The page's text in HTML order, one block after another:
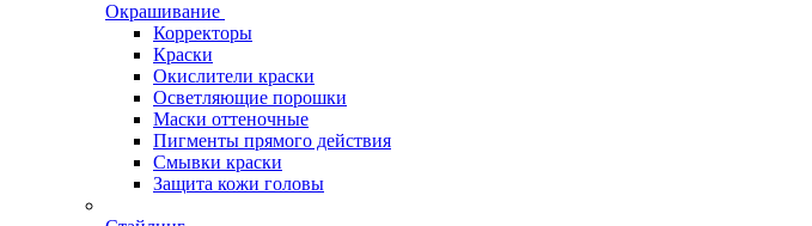
Окрашивание
Корректоры
Краски
Окислители краски
Осветляющие порошки
Маски оттеночные
Пигменты прямого действия
Смывки краски
Защита кожи головы